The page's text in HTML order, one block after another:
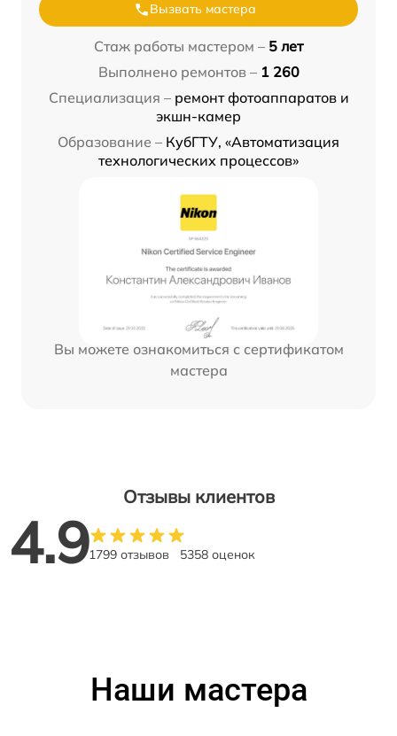
Вызвать мастера
Стаж работы мастером – 5 лет
Выполнено ремонтов – 1 260
Специализация – ремонт фотоаппаратов и
экшн-камер
Образование – КубГТУ, «Автоматизация
технологических процессов»
Вы можете ознакомиться с сертификатом
мастера
Отзывы клиентов
4.91799 отзывов 5358 оценок
Наши мастера